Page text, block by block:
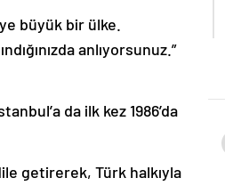
büyük bir ülke.
anlıyorsunuz.”
da ilk kez 1986’da
getirerek, Türk halkıyla